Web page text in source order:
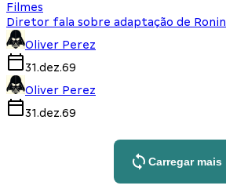
Filmes
Diretor fala sobre adaptação de Ronin
Oliver Perez
31.dez.69
Oliver Perez
31.dez.69
Carregar mais